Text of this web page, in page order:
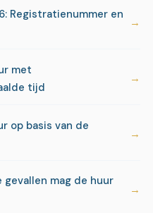
Registratienummer en
met
tijd
op basis van de
gevallen mag de huur